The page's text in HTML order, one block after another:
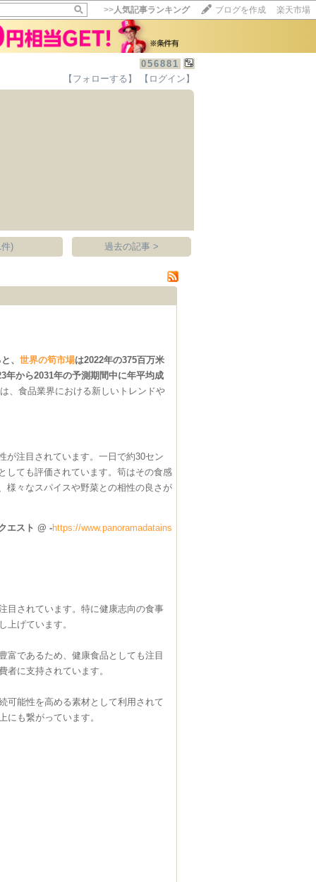
>>人気記事ランキング ブログを作成 楽天市場
056881
【フォローする】 【ログイン】
) 過去の記事 >
、世界の筍市場は2022年の375百万米
年から2031年の予測期間中に年平均成
、食品業界における新しいトレンドや
が注目されています。一日で約30セン
しても評価されています。筍はその食感
様々なスパイスや野菜との相性の良さが
エスト @ -https://www.panoramadatains
目されています。特に健康志向の食事
上げています。
富であるため、健康食品としても注目
者に支持されています。
可能性を高める素材として利用されて
にも繋がっています。